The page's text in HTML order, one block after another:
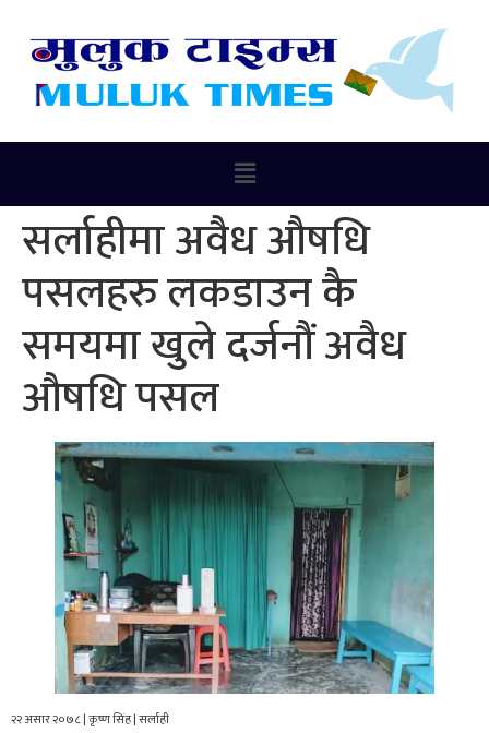
सर्लाहीमा अवैध औषधि
पसलहरु लकडाउन कै
समयमा खुले दर्जनौं अवैध
औषधि पसल
२२ असार २०७८ | कृष्ण सिंह | सर्लाही